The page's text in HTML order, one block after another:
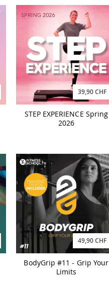
39,90 CHF
STEP EXPERIENCE Spring
2026
49,90 CHF
BodyGrip #11 - Grip Your
Limits